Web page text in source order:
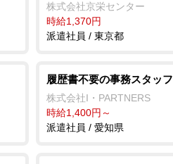
株式会社京栄センター
時給1,370円
派遣社員 / 東京都
履歴書不要の事務スタッフ
株式会社I・PARTNERS
時給1,400円～
派遣社員 / 愛知県